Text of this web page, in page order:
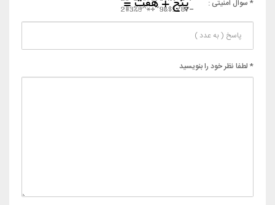
* سوال امنیتی :
* لطفا نظر خود را بنویسید